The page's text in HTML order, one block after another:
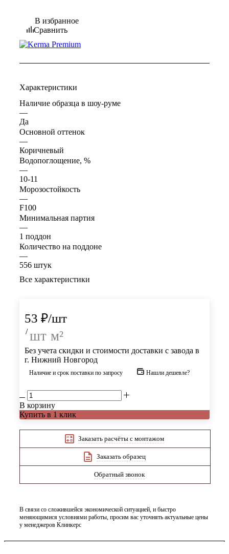
В избранное
Сравнить
Характеристики
Наличие образца в шоу-руме
—
Да
Основной оттенок
—
Коричневый
Водопоглощение, %
—
10-11
Морозостойкость
—
F100
Минимальная партия
—
1 поддон
Количество на поддоне
—
556 штук
Все характеристики
53 ₽/шт
/ шт м²
Без учета скидки и стоимости доставки с завода в
г. Нижний Новгород
Наличие и срок поставки по запросу Нашли дешевле?
В корзину
Купить в 1 клик
Заказать расчёты с монтажом
Заказать образец
Обратный звонок
В связи со сложившейся экономической ситуацией, и быстро
меняющимися условиями работы, просим вас уточнять актуальные цены
у менеджеров Клинкерс